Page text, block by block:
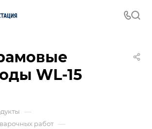
WL-15
—
работ —